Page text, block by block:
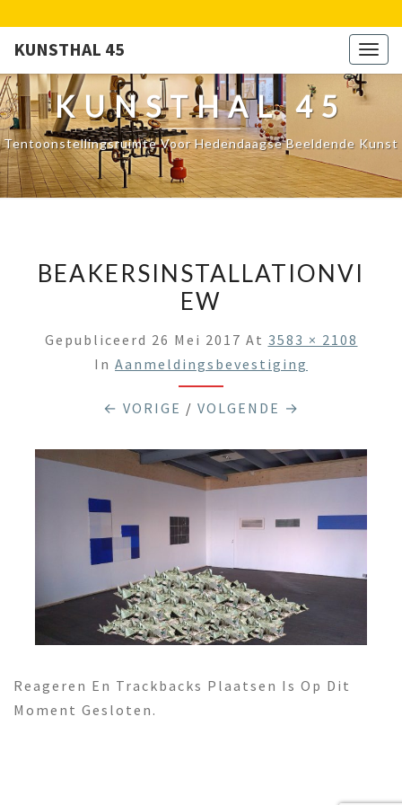
KUNSTHAL 45
KUNSTHAL 45
Tentoonstellingsruimte Voor Hedendaagse Beeldende Kunst
BEAKERSINSTALLATIONVI
EW
Gepubliceerd 26 Mei 2017 At 3583 × 2108
In Aanmeldingsbevestiging
← VORIGE / VOLGENDE →
Reageren En Trackbacks Plaatsen Is Op Dit
Moment Gesloten.